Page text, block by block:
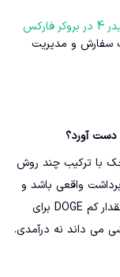
آموزش متاتریدر 4 در بروکر فارکس
سفارش و مدیریت
دست آورد؟
با ترکیب چند روش
واقعی باشد و
از سرویس های پرریسک دوری کنید، می توانید مقدار کم DOGE برای